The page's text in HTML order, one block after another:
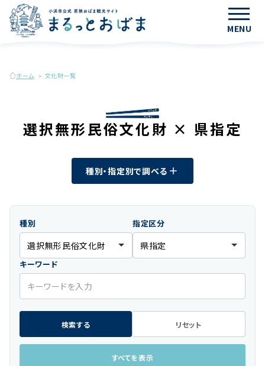
MENU
ホーム 文化財一覧
選択無形民俗文化財 × 県指定
種別・指定別で調べる
種別 指定区分
キーワード
検索する リセット
すべてを表示